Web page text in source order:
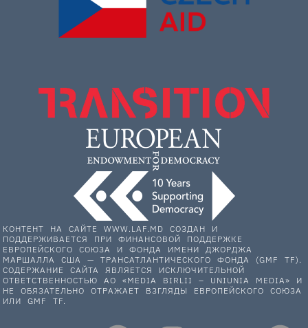
КОНТЕНТ НА САЙТЕ WWW.LAF.MD СОЗДАН И
ПОДДЕРЖИВАЕТСЯ ПРИ ФИНАНСОВОЙ ПОДДЕРЖКЕ
ЕВРОПЕЙСКОГО СОЮЗА И ФОНДА ИМЕНИ ДЖОРДЖА
МАРШАЛЛА США — ТРАНСАТЛАНТИЧЕСКОГО ФОНДА (GMF TF).
СОДЕРЖАНИЕ САЙТА ЯВЛЯЕТСЯ ИСКЛЮЧИТЕЛЬНОЙ
ОТВЕТСТВЕННОСТЬЮ АО «MEDIA BIRLII – UNIUNIA MEDIA» И
НЕ ОБЯЗАТЕЛЬНО ОТРАЖАЕТ ВЗГЛЯДЫ ЕВРОПЕЙСКОГО СОЮЗА
ИЛИ GMF TF.